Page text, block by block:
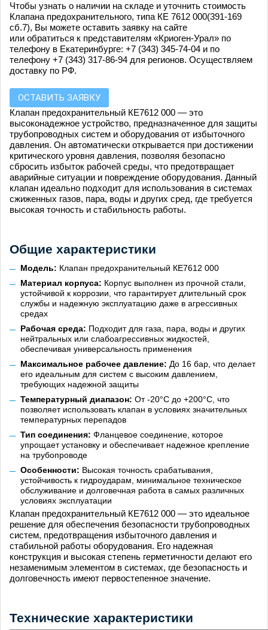
Чтобы узнать о наличии на складе и уточнить стоимость
Клапана предохранительного, типа КЕ 7612 000(391-169
сб.7), Вы можете оставить заявку на сайте
или обратиться к представителям «Криоген-Урал» по
телефону в Екатеринбурге: +7 (343) 345-74-04 и по
телефону +7 (343) 317-86-94 для регионов. Осуществляем
доставку по РФ.
ОСТАВИТЬ ЗАЯВКУ
Клапан предохранительный КЕ7612 000 — это
высоконадежное устройство, предназначенное для защиты
трубопроводных систем и оборудования от избыточного
давления. Он автоматически открывается при достижении
критического уровня давления, позволяя безопасно
сбросить избыток рабочей среды, что предотвращает
аварийные ситуации и повреждение оборудования. Данный
клапан идеально подходит для использования в системах
сжиженных газов, пара, воды и других сред, где требуется
высокая точность и стабильность работы.
Общие характеристики
Модель: Клапан предохранительный КЕ7612 000
Материал корпуса: Корпус выполнен из прочной стали,
устойчивой к коррозии, что гарантирует длительный срок
службы и надежную эксплуатацию даже в агрессивных
средах
Рабочая среда: Подходит для газа, пара, воды и других
нейтральных или слабоагрессивных жидкостей,
обеспечивая универсальность применения
Максимальное рабочее давление: До 16 бар, что делает
его идеальным для систем с высоким давлением,
требующих надежной защиты
Температурный диапазон: От -20°C до +200°C, что
позволяет использовать клапан в условиях значительных
температурных перепадов
Тип соединения: Фланцевое соединение, которое
упрощает установку и обеспечивает надежное крепление
на трубопроводе
Особенности: Высокая точность срабатывания,
устойчивость к гидроударам, минимальное техническое
обслуживание и долговечная работа в самых различных
условиях эксплуатации
Клапан предохранительный КЕ7612 000 — это идеальное
решение для обеспечения безопасности трубопроводных
систем, предотвращения избыточного давления и
стабильной работы оборудования. Его надежная
конструкция и высокая степень герметичности делают его
незаменимым элементом в системах, где безопасность и
долговечность имеют первостепенное значение.
Технические характеристики